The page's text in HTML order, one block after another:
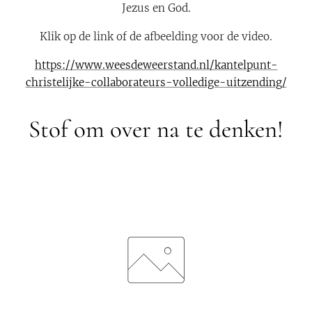
Jezus en God.
Klik op de link of de afbeelding voor de video.
https://www.weesdeweerstand.nl/kantelpunt-
christelijke-collaborateurs-volledige-uitzending/
Stof om over na te denken!